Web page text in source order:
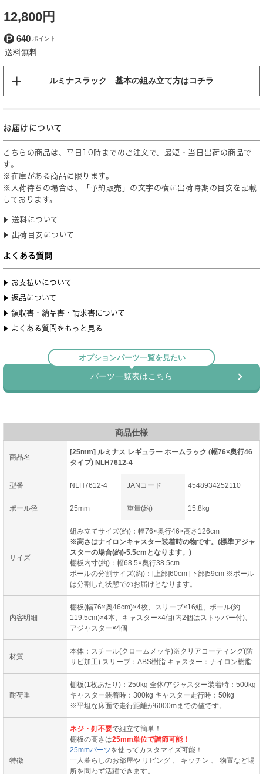
12,800円
640
ルミナスラック 基本の組み立て方はコチラ
商品仕様
商品名
[25mm] ルミナス レギュラー ホームラック (幅76×奥行46
タイプ) NLH7612-4
型番 NLH7612-4 JANコード 4548934252110
ポール径 25mm 重量(約) 15.8kg
サイズ
組み立てサイズ(約)：幅76×奥行46×高さ126cm
※高さはナイロンキャスター装着時の物です。(標準アジャ
スターの場合(約)-5.5cmとなります。)
棚板内寸(約)：幅68.5×奥行38.5cm
ポールの分割サイズ(約)：[上部]60cm [下部]59cm ※ポール
は分割した状態でのお届けとなります。
内容明細
棚板(幅76×奥46cm)×4枚、スリーブ×16組、ポール(約
119.5cm)×4本、キャスター×4個(内2個はストッパー付)、
アジャスター×4個
材質
本体：スチール(クロームメッキ)※クリアコーティング(防
サビ加工) スリーブ：ABS樹脂 キャスター：ナイロン樹脂
耐荷重
棚板(1枚あたり)：250kg 全体/アジャスター装着時：500kg
キャスター装着時：300kg キャスター走行時：50kg
※平坦な床面で走行距離が6000mまでの値です。
特徴
ネジ・釘不要で組立て簡単！
棚板の高さは25mm単位で調節可能！
25mmパーツを使ってカスタマイズ可能！
一人暮らしのお部屋や リビング 、 キッチン 、 物置など場
所を問わず活躍できます。